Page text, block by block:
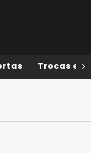
Trocas e